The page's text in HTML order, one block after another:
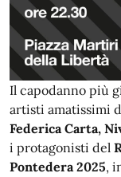
Il capodanno più
artisti amatissimi
Federica Carta,
i protagonisti del
Pontedera 2025,